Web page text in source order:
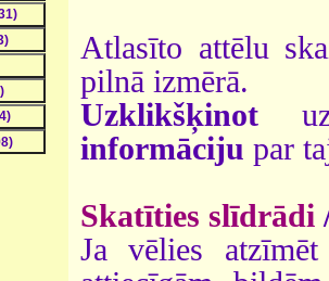
Atlasīto attēlu
pilnā izmērā.
Uzklikšķinot
informāciju par
Skatīties slīdrādi
Ja vēlies